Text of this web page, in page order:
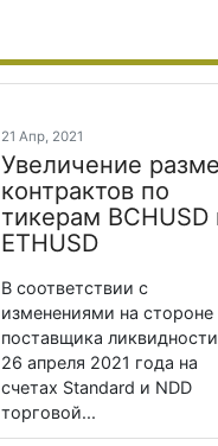
21 Апр, 2021
Увеличение
контрактов по
тикерам BСHUSD
ETHUSD
В соответствии с
изменениями на стороне
поставщика
26 апреля 2021 года на
счетах Standard и NDD
торговой...